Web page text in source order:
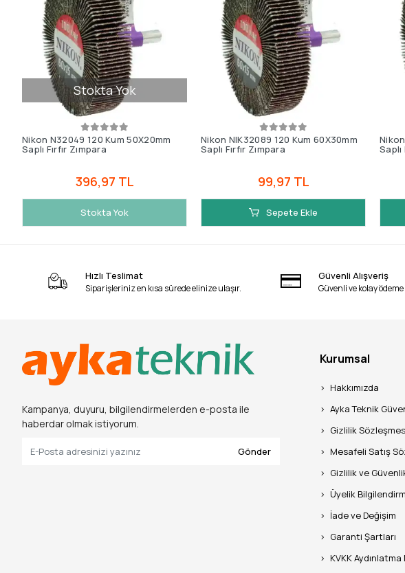
Stokta Yok
Nikon N32049 120 Kum 50X20mm
Saplı Fırfır Zımpara
396,97 TL
Stokta Yok
Nikon NIK32089 120 Kum 60X30mm
Saplı Fırfır Zımpara
99,97 TL
Sepete Ekle
Saplı
Hızlı Teslimat
Siparişleriniz en kısa sürede elinize ulaşır.
Güvenli Alışveriş
Güvenli ve kolay
Kampanya, duyuru, bilgilendirmelerden e-posta ile
haberdar olmak istiyorum.
Gönder
Kurumsal
Hakkımızda
Ayka Teknik
Gizlilik
Mesafeli Satış
Gizlilik ve
Üyelik
İade ve Değişim
Garanti Şartları
KVKK